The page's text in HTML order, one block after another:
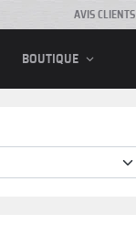
AVIS CLIENTS
BOUTIQUE